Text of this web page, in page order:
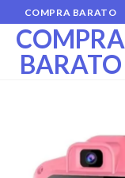
COMPRA BARATO
COMPRA
BARATO